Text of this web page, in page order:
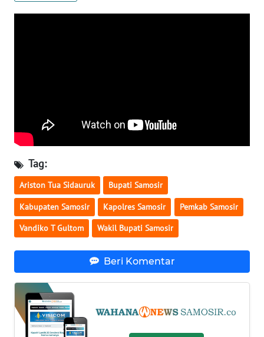
Tag:
Ariston Tua Sidauruk Bupati Samosir
Kabupaten Samosir Kapolres Samosir Pemkab Samosir
Vandiko T Gultom Wakil Bupati Samosir
Beri Komentar
LABUHANBATU
TAPANULI
TENGAH
WN DELI
SERDANG
TINGGI
WN
PAKPAK